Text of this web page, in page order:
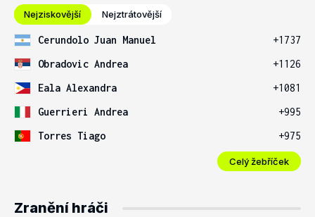
Nejziskovější Nejztrátovější
Cerundolo Juan Manuel
+1737
Obradovic Andrea
+1126
Eala Alexandra
+1081
Guerrieri Andrea
+995
Torres Tiago
+975
Celý žebříček
Zranění hráči